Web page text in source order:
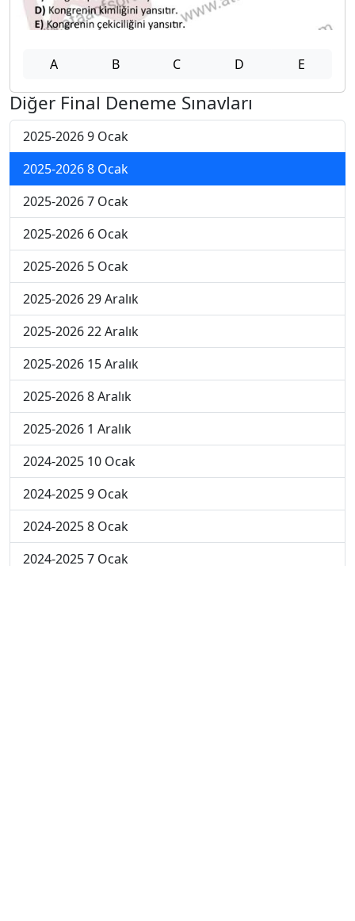
A B C D E
Diğer Final Deneme Sınavları
2025-2026 9 Ocak
2025-2026 8 Ocak
2025-2026 7 Ocak
2025-2026 6 Ocak
2025-2026 5 Ocak
2025-2026 29 Aralık
2025-2026 22 Aralık
2025-2026 15 Aralık
2025-2026 8 Aralık
2025-2026 1 Aralık
2024-2025 10 Ocak
2024-2025 9 Ocak
2024-2025 8 Ocak
2024-2025 7 Ocak